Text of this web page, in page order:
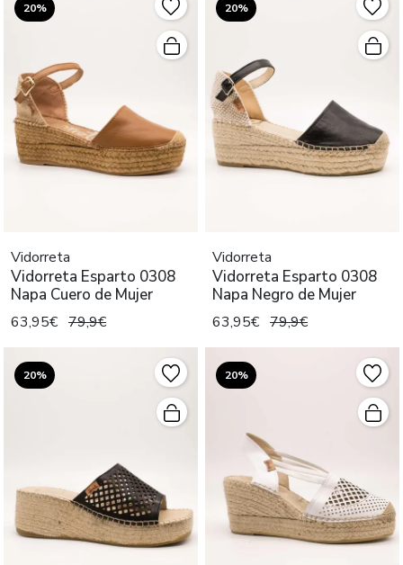
20%
Vidorreta
Vidorreta Esparto 0308
Napa Cuero de Mujer
63,95€ 79,9€
20%
Vidorreta
Vidorreta Esparto 0308
Napa Negro de Mujer
63,95€ 79,9€
20% 20%